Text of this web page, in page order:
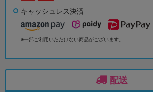
キャッシュレス決済
※一部ご利用いただけない商品がございます。
配送